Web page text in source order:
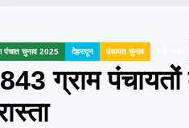
पंचात चुनाव 2025 देहरादून पंचायत चुनाव
ग्राम